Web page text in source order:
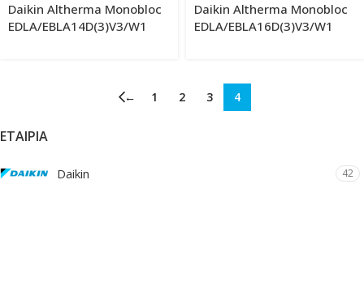
ΕΤΑΙΡΊΑ
Daikin 42
Daikin Altherma Monobloc
EDLA/EBLA14D(3)V3/W1
Daikin Altherma Monobloc
EDLA/EBLA16D(3)V3/W1
← 1 2 3 4